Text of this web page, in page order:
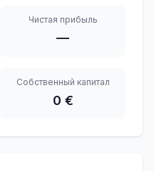
Чистая прибыль
—
Собственный капитал
0 €